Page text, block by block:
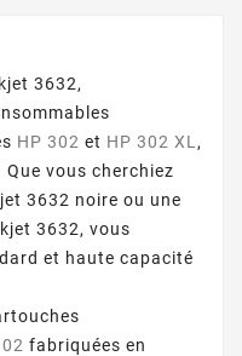
3632,
HP 302 et HP 302 XL ,
vous cherchiez
3632 noire ou une
3632, vous
et haute capacité
fabriquées en